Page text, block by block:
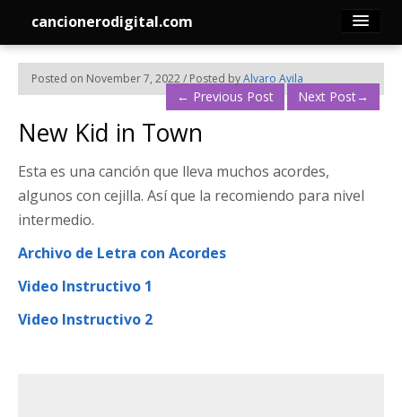
cancionerodigital.com
Inicio
Acordes
Guitarra
Posted on November 7, 2022 / Posted byAlvaro Avila
← Previous Post Next Post→
New Kid in Town
Esta es una canción que lleva muchos acordes,
algunos con cejilla. Así que la recomiendo para nivel
intermedio.
Archivo de Letra con Acordes
Video Instructivo 1
Video Instructivo 2